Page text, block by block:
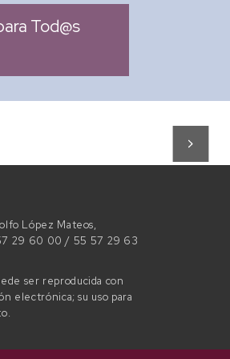
Tod@s
López Mateos,
57 29 60 00 / 55 57 29 63
ser reproducida con
electrónica; su uso para